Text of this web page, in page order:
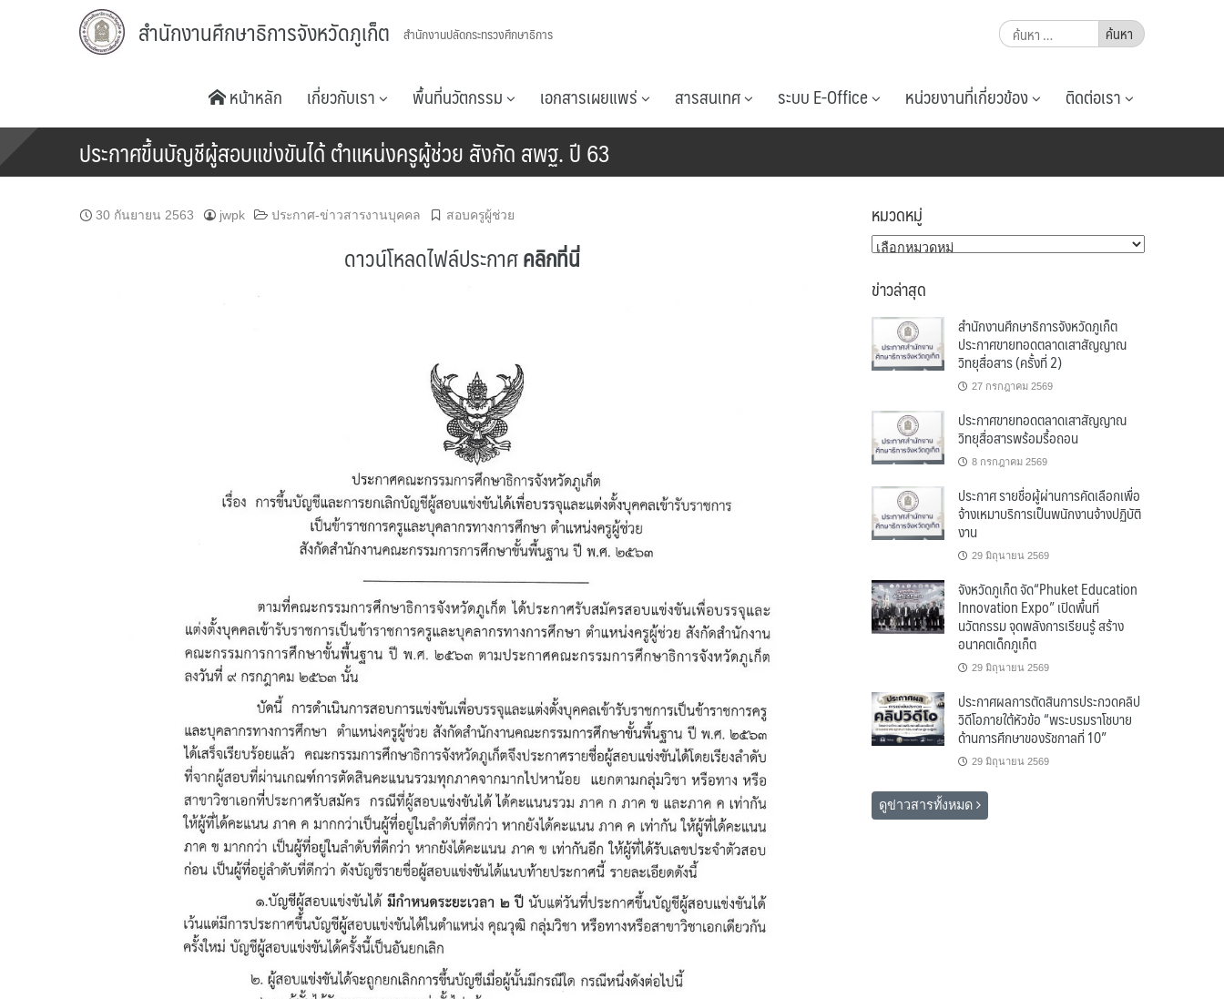
สำนักงานศึกษาธิการจังหวัดภูเก็ต สำนักงานปลัดกระทรวงศึกษาธิการ
ค้นหา
สำหรับ:
หน้าหลัก เกี่ยวกับเรา พื้นที่นวัตกรรม เอกสารเผยแพร่ สารสนเทศ ระบบ E-Office หน่วยงานที่เกี่ยวข้อง ติดต่อเรา
ประกาศขึ้นบัญชีผู้สอบแข่งขันได้ ตำแหน่งครูผู้ช่วย สังกัด สพฐ. ปี 63
30 กันยายน 2563 jwpk ประกาศ-ข่าวสารงานบุคคล สอบครูผู้ช่วย
ดาวน์โหลดไฟล์ประกาศคลิกที่นี่
หมวดหมู่
หมวด
ข่าวล่าสุด
สำนักงานศึกษาธิการจังหวัดภูเก็ต
ประกาศขายทอดตลาดเสาสัญญาณ
วิทยุสื่อสาร (ครั้งที่ 2)
27 กรกฎาคม 2569
ประกาศขายทอดตลาดเสาสัญญาณ
วิทยุสื่อสารพร้อมรื้อถอน
8 กรกฎาคม 2569
ประกาศ รายชื่อผู้ผ่านการคัดเลือกเพื่อ
จ้างเหมาบริการเป็นพนักงานจ้างปฏิบัติ
งาน
29 มิถุนายน 2569
จังหวัดภูเก็ต จัด“Phuket Education
Innovation Expo” เปิดพื้นที่
นวัตกรรม จุดพลังการเรียนรู้ สร้าง
อนาคตเด็กภูเก็ต
29 มิถุนายน 2569
ประกาศผลการตัดสินการประกวดคลิป
วิดีโอภายใต้หัวข้อ “พระบรมราโชบาย
ด้านการศึกษาของรัชกาลที่ 10”
29 มิถุนายน 2569
ดูข่าวสารทั้งหมด